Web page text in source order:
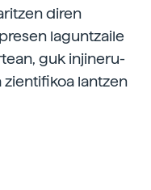
diren
laguntzaile
guk injineru-
lantzen